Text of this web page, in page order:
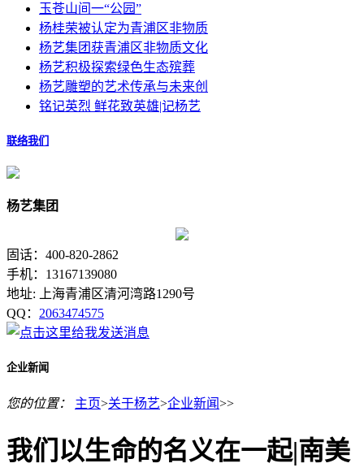
玉苍山间一“公园”
杨桂荣被认定为青浦区非物质
杨艺集团获青浦区非物质文化
杨艺积极探索绿色生态殡葬
杨艺雕塑的艺术传承与未来创
铭记英烈 鲜花致英雄|记杨艺
联络我们
杨艺集团
固话：400-820-2862
手机：13167139080
地址: 上海青浦区清河湾路1290号
QQ： 2063474575
企业新闻
您的位置： 主页>关于杨艺>企业新闻>>
我们以生命的名义在一起|南美